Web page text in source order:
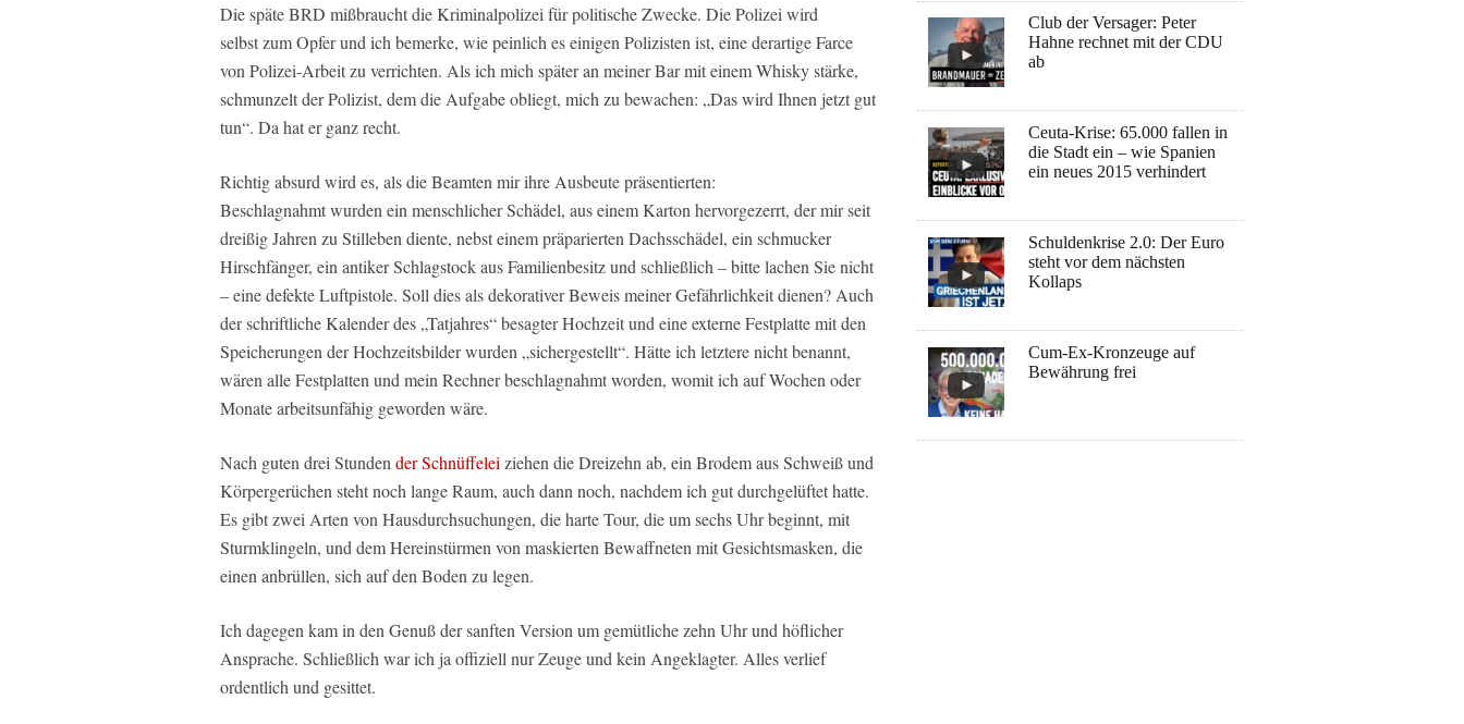
Die späte BRD mißbraucht die Kriminalpolizei für politische Zwecke. Die Polizei wird
selbst zum Opfer und ich bemerke, wie peinlich es einigen Polizisten ist, eine derartige Farce
von Polizei-Arbeit zu verrichten. Als ich mich später an meiner Bar mit einem Whisky stärke,
schmunzelt der Polizist, dem die Aufgabe obliegt, mich zu bewachen: „Das wird Ihnen jetzt gut
tun“. Da hat er ganz recht.
Richtig absurd wird es, als die Beamten mir ihre Ausbeute präsentierten:
Beschlagnahmt wurden ein menschlicher Schädel, aus einem Karton hervorgezerrt, der mir seit
dreißig Jahren zu Stilleben diente, nebst einem präparierten Dachsschädel, ein schmucker
Hirschfänger, ein antiker Schlagstock aus Familienbesitz und schließlich – bitte lachen Sie nicht
– eine defekte Luftpistole. Soll dies als dekorativer Beweis meiner Gefährlichkeit dienen? Auch
der schriftliche Kalender des „Tatjahres“ besagter Hochzeit und eine externe Festplatte mit den
Speicherungen der Hochzeitsbilder wurden „sichergestellt“. Hätte ich letztere nicht benannt,
wären alle Festplatten und mein Rechner beschlagnahmt worden, womit ich auf Wochen oder
Monate arbeitsunfähig geworden wäre.
Nach guten drei Stunden der Schnüffelei ziehen die Dreizehn ab, ein Brodem aus Schweiß und
Körpergerüchen steht noch lange Raum, auch dann noch, nachdem ich gut durchgelüftet hatte.
Es gibt zwei Arten von Hausdurchsuchungen, die harte Tour, die um sechs Uhr beginnt, mit
Sturmklingeln, und dem Hereinstürmen von maskierten Bewaffneten mit Gesichtsmasken, die
einen anbrüllen, sich auf den Boden zu legen.
Ich dagegen kam in den Genuß der sanften Version um gemütliche zehn Uhr und höflicher
Ansprache. Schließlich war ich ja offiziell nur Zeuge und kein Angeklagter. Alles verlief
ordentlich und gesittet.
Club der Versager: Peter
Hahne rechnet mit der CDU
ab
Ceuta-Krise: 65.000 fallen in
die Stadt ein – wie Spanien
ein neues 2015 verhindert
Schuldenkrise 2.0: Der Euro
steht vor dem nächsten
Kollaps
Cum-Ex-Kronzeuge auf
Bewährung frei